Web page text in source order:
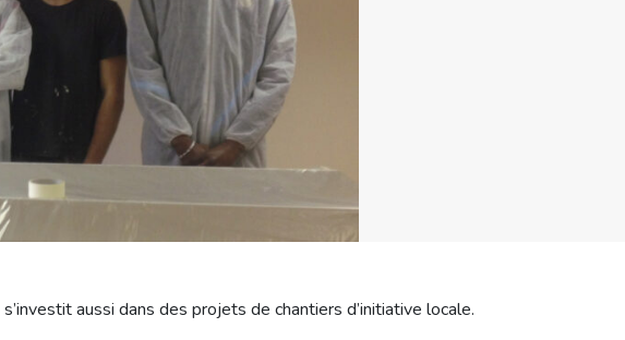
aussi dans des projets de chantiers d’initiative locale.